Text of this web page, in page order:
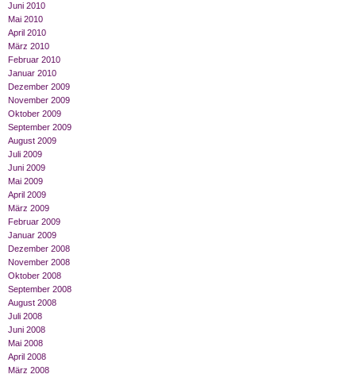
Juni 2010
Mai 2010
April 2010
März 2010
Februar 2010
Januar 2010
Dezember 2009
November 2009
Oktober 2009
September 2009
August 2009
Juli 2009
Juni 2009
Mai 2009
April 2009
März 2009
Februar 2009
Januar 2009
Dezember 2008
November 2008
Oktober 2008
September 2008
August 2008
Juli 2008
Juni 2008
Mai 2008
April 2008
März 2008